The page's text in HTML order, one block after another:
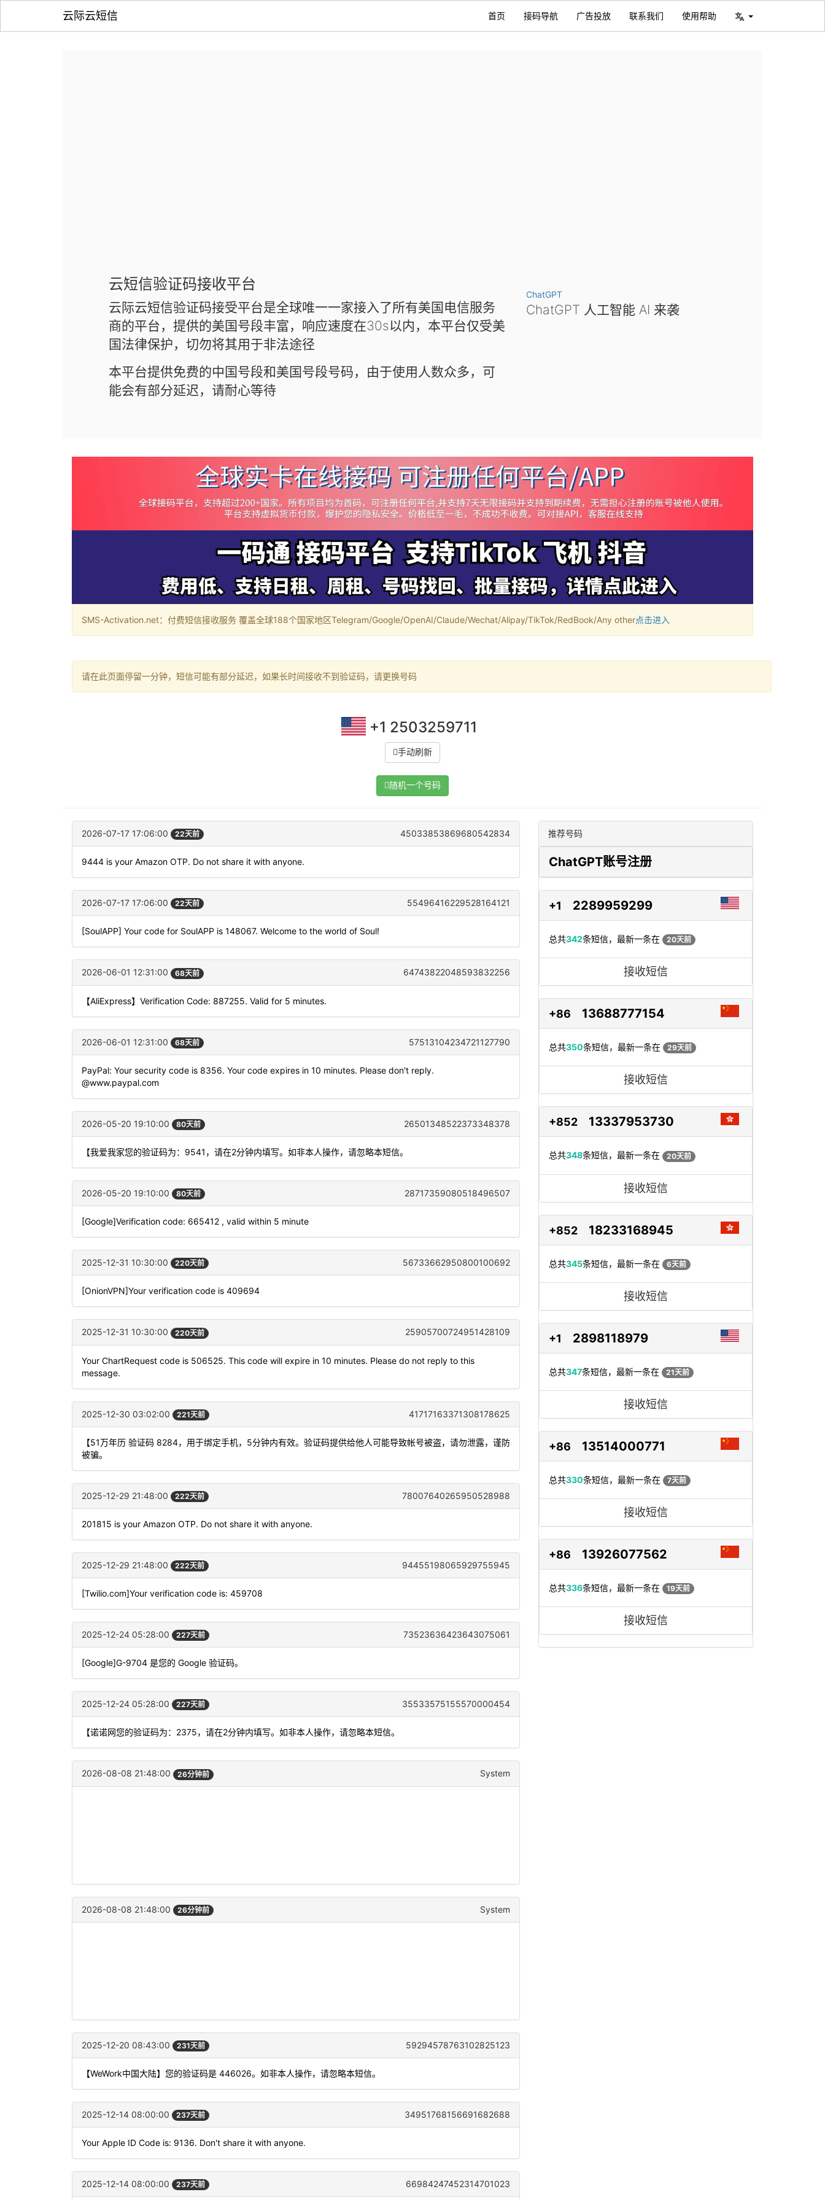
云际云短信 首页 接码导航 广告投放 联系我们 使用帮助
云短信验证码接收平台
云际云短信验证码接受平台是全球唯一一家接入了所有美国电信服务
商的平台，提供的美国号段丰富，响应速度在30s以内，本平台仅受美
国法律保护，切勿将其用于非法途径
本平台提供免费的中国号段和美国号段号码，由于使用人数众多，可
能会有部分延迟，请耐心等待
ChatGPT
ChatGPT 人工智能 AI 来袭
SMS-Activation.net：付费短信接收服务 覆盖全球188个国家地区Telegram/Google/OpenAI/Claude/Wechat/Alipay/TikTok/RedBook/Any other点击进入
请在此页面停留一分钟，短信可能有部分延迟，如果长时间接收不到验证码，请更换号码
+1 2503259711
手动刷新
随机一个号码
2026-07-17 17:06:00 22天前 45033853869680542834
9444 is your Amazon OTP. Do not share it with anyone.
2026-07-17 17:06:00 22天前 55496416229528164121
[SoulAPP] Your code for SoulAPP is 148067. Welcome to the world of Soul!
2026-06-01 12:31:00 68天前 64743822048593832256
【AliExpress】Verification Code: 887255. Valid for 5 minutes.
2026-06-01 12:31:00 68天前 57513104234721127790
PayPal: Your security code is 8356. Your code expires in 10 minutes. Please don't reply.
@www.paypal.com
2026-05-20 19:10:00 80天前 26501348522373348378
【我爱我家您的验证码为：9541，请在2分钟内填写。如非本人操作，请忽略本短信。
2026-05-20 19:10:00 80天前 28717359080518496507
[Google]Verification code: 665412 , valid within 5 minute
2025-12-31 10:30:00 220天前 56733662950800100692
[OnionVPN]Your verification code is 409694
2025-12-31 10:30:00 220天前 25905700724951428109
Your ChartRequest code is 506525. This code will expire in 10 minutes. Please do not reply to this
message.
2025-12-30 03:02:00 221天前 41717163371308178625
【51万年历 验证码 8284，用于绑定手机，5分钟内有效。验证码提供给他人可能导致帐号被盗，请勿泄露，谨防
被骗。
2025-12-29 21:48:00 222天前 78007640265950528988
201815 is your Amazon OTP. Do not share it with anyone.
2025-12-29 21:48:00 222天前 94455198065929755945
[Twilio.com]Your verification code is: 459708
2025-12-24 05:28:00 227天前 73523636423643075061
[Google]G-9704 是您的 Google 验证码。
2025-12-24 05:28:00 227天前 35533575155570000454
【诺诺网您的验证码为：2375，请在2分钟内填写。如非本人操作，请忽略本短信。
2026-08-08 21:48:00 26分钟前 System
2026-08-08 21:48:00 26分钟前 System
2025-12-20 08:43:00 231天前 59294578763102825123
【WeWork中国大陆】您的验证码是 446026。如非本人操作，请忽略本短信。
2025-12-14 08:00:00 237天前 34951768156691682688
Your Apple ID Code is: 9136. Don't share it with anyone.
2025-12-14 08:00:00 237天前 66984247452314701023
推荐号码
ChatGPT账号注册
+1 2289959299
总共342条短信，最新一条在 20天前
接收短信
+86 13688777154
总共350条短信，最新一条在 29天前
接收短信
+852 13337953730
总共348条短信，最新一条在 20天前
接收短信
+852 18233168945
总共345条短信，最新一条在 6天前
接收短信
+1 2898118979
总共347条短信，最新一条在 21天前
接收短信
+86 13514000771
总共330条短信，最新一条在 7天前
接收短信
+86 13926077562
总共336条短信，最新一条在 19天前
接收短信